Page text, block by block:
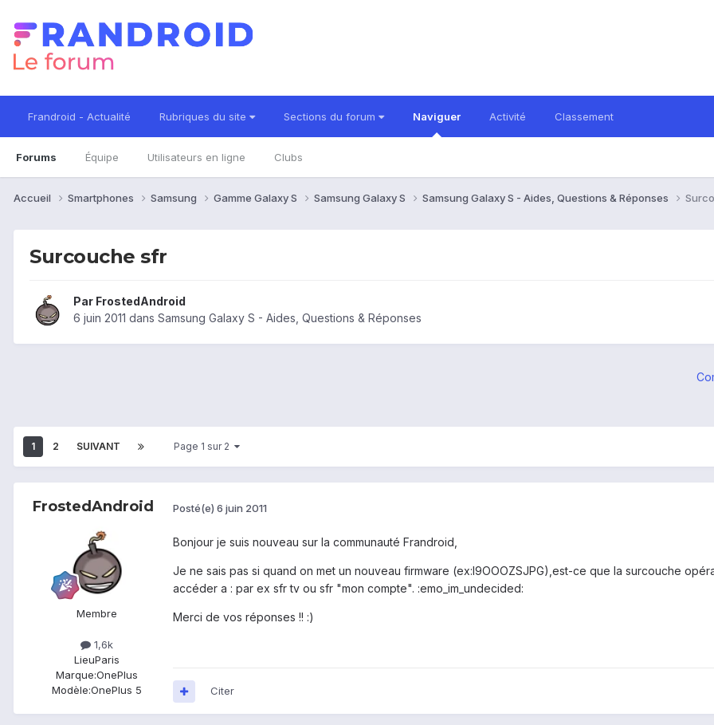
Frandroid - Actualité Rubriques du site Sections du forum Naviguer
Forums Équipe Utilisateurs en ligne Clubs
Activité Classement
Accueil Smartphones Samsung Gamme Galaxy S Samsung Galaxy S Samsung Galaxy S - Aides, Questions & Réponses
Surcouche sfr
Par FrostedAndroid
6 juin 2011 dans Samsung Galaxy S - Aides, Questions & Réponses
1 2 SUIVANT Page 1 sur 2
FrostedAndroid
Membre
1,6k
LieuParis
Marque:OnePlus
Modèle:OnePlus 5
Posté(e) 6 juin 2011
Bonjour je suis nouveau sur la communauté Frandroid,
Je ne sais pas si quand on met un nouveau firmware (ex:I9OOOZSJPG),est-ce que la surcouche
accéder a : par ex sfr tv ou sfr "mon compte". :emo_im_undecided:
Merci de vos réponses !! :)
Citer